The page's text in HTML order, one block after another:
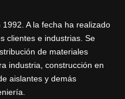
A la fecha ha realizado
clientes e industrias. Se
de materiales
industria, construcción en
aislantes y demás